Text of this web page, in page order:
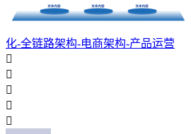
化-全链路架构-电商架构-产品运营




